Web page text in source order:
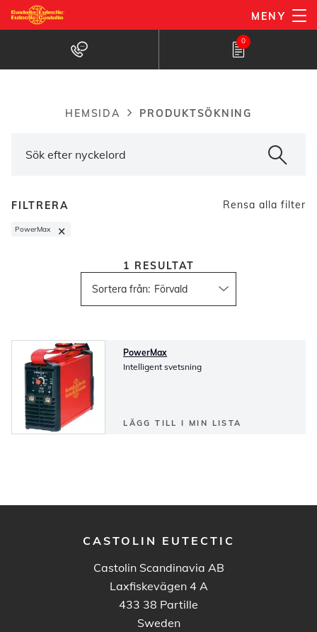
Hoppa
till
huvudinnehåll
MENY
Hitta produkter 0
HEMSIDA PRODUKTSÖKNING
FILTRERA Rensa alla filter
PowerMax ×
Sortera från:
1 RESULTAT
PowerMax
Intelligent svetsning
LÄGG TILL I MIN LISTA
CASTOLIN EUTECTIC
Castolin Scandinavia AB
Laxfiskevägen 4 A
433 38 Partille
Sweden